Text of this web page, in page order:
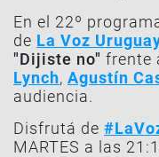
En el 22º
de La Voz
"Dijiste no" frente
Lynch, Agustín
audiencia.
Disfrutá de
MARTES a las